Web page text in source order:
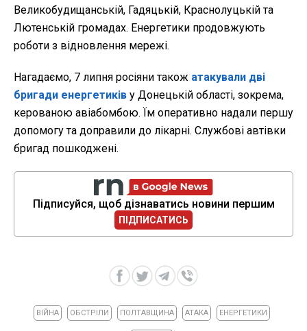
Великобудищанській, Гадяцькій, Краснолуцькій та
Лютенській громадах. Енергетики продовжують
роботи з відновлення мережі.
Нагадаємо, 7 липня росіяни також атакували дві
бригади енергетиків у Донецькій області, зокрема,
керованою авіабомбою. Їм оперативно надали першу
допомогу та доправили до лікарні. Службові автівки
бригад пошкоджені.
Підписуйся, щоб дізнаватись новини першим
ПІДПИСАТИСЬ
ВІЙНА ОБСТРІЛИ ПОЛТАВЩИНА АТАКА ЕНЕРГЕТИКИ